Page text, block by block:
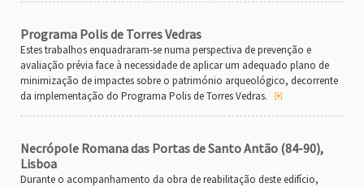
Programa Polis de Torres Vedras
Estes trabalhos enquadraram-se numa perspectiva de prevenção e
avaliação prévia face à necessidade de aplicar um adequado plano de
minimização de impactes sobre o património arqueológico, decorrente
da implementação do Programa Polis de Torres Vedras.
Necrópole Romana das Portas de Santo Antão (84-90),
Lisboa
Durante o acompanhamento da obra de reabilitação deste edifício,